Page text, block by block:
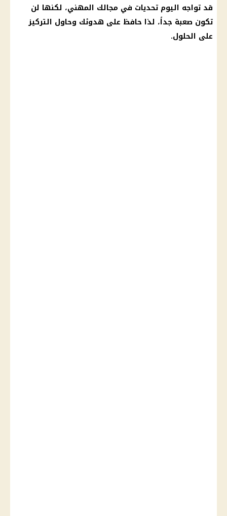
قد تواجه اليوم تحديات في مجالك المهني، لكنها لن
تكون صعبة جداً، لذا حافظ على هدوئك وحاول التركيز
على الحلول.